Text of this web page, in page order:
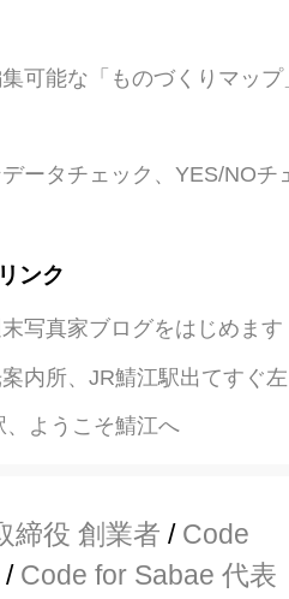
可能な「ものづくりマップ
ータチェック、YES/NOチ
ンク
写真家ブログをはじめます
内所、JR鯖江駅出てすぐ左
、ようこそ鯖江へ
締役 創業者 / Code
/ Code for Sabae 代表